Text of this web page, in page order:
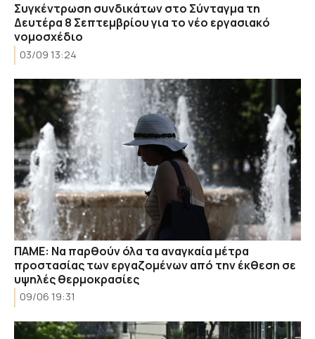
Συγκέντρωση συνδικάτων στο Σύνταγμα τη
Δευτέρα 8 Σεπτεμβρίου για το νέο εργασιακό
νομοσχέδιο
03/09 13:24
ΠΑΜΕ: Να παρθούν όλα τα αναγκαία μέτρα
προστασίας των εργαζομένων από την έκθεση σε
υψηλές θερμοκρασίες
09/06 19:31